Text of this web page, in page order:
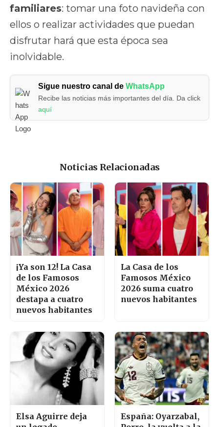
familiares: tomar una foto navideña con
ellos o realizar actividades que puedan
disfrutar hará que esta época sea
inolvidable.
Sigue nuestro canal deWhatsApp
Recibe las noticias más importantes del día. Da click
aquí
Noticias Relacionadas
¡Ya son 12! La Casa
de los Famosos
México 2026
destapa a cuatro
nuevos habitantes
La Casa de los
Famosos México
2026 suma cuatro
nuevos habitantes
Elsa Aguirre deja
España: Oyarzabal,